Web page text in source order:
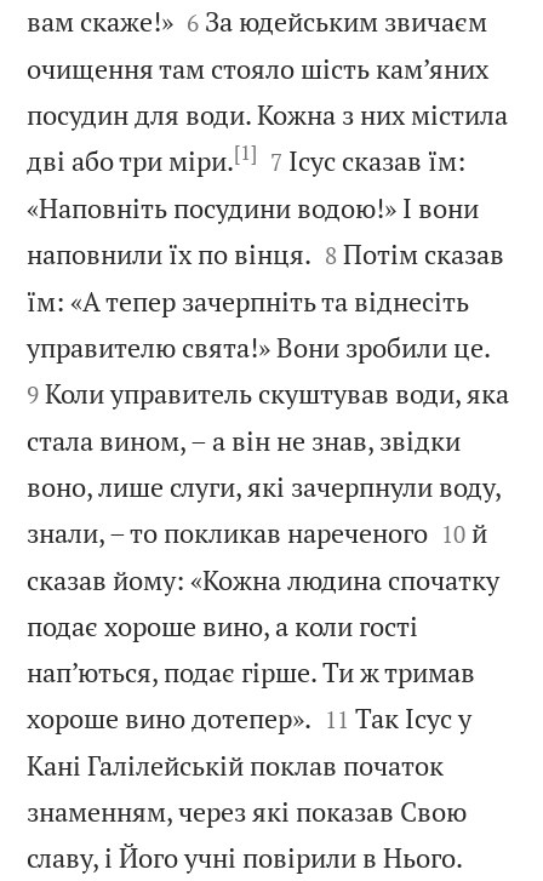
вам скаже!»
6 За юдейським звичаєм
очищення там стояло шість кам’яних
посудин для води. Кожна з них містила
дві або три міри.[1] 

7 Ісус сказав їм:
«Наповніть посудини водою!» І вони
наповнили їх по вінця. 

8 Потім сказав
їм: «А тепер зачерпніть та віднесіть
управителю свята!» Вони зробили це.
9 Коли управитель скуштував води, яка
стала вином, – а він не знав, звідки
воно, лише слуги, які зачерпнули воду,
знали, – то покликав нареченого
10 й
сказав йому: «Кожна людина спочатку
подає хороше вино, а коли гості
нап’ються, подає гірше. Ти ж тримав
хороше вино дотепер». 

11 Так Ісус у
Кані Галілейській поклав початок
знаменням, через які показав Свою
славу, і Його учні повірили в Нього.